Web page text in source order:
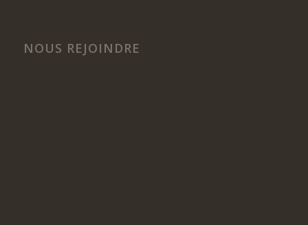
NOUS REJOINDRE